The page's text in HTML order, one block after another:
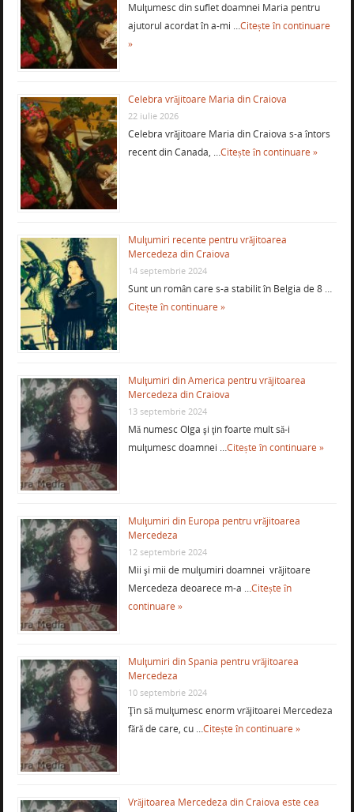
Mulţumesc din suflet doamnei Maria pentru
ajutorul acordat în a-mi …Citește în continuare
»
Celebra vrăjitoare Maria din Craiova
22 iulie 2026
Celebra vrăjitoare Maria din Craiova s-a întors
recent din Canada, …Citește în continuare »
Mulţumiri recente pentru vrăjitoarea
Mercedeza din Craiova
14 septembrie 2024
Sunt un român care s-a stabilit în Belgia de 8 …
Citește în continuare »
Mulţumiri din America pentru vrăjitoarea
Mercedeza din Craiova
13 septembrie 2024
Mă numesc Olga şi ţin foarte mult să-i
mulţumesc doamnei …Citește în continuare »
Mulţumiri din Europa pentru vrăjitoarea
Mercedeza
12 septembrie 2024
Mii şi mii de mulţumiri doamnei vrăjitoare
Mercedeza deoarece m-a …Citește în
continuare »
Mulţumiri din Spania pentru vrăjitoarea
Mercedeza
10 septembrie 2024
Ţin să mulţumesc enorm vrăjitoarei Mercedeza
fără de care, cu …Citește în continuare »
Vrăjitoarea Mercedeza din Craiova este cea